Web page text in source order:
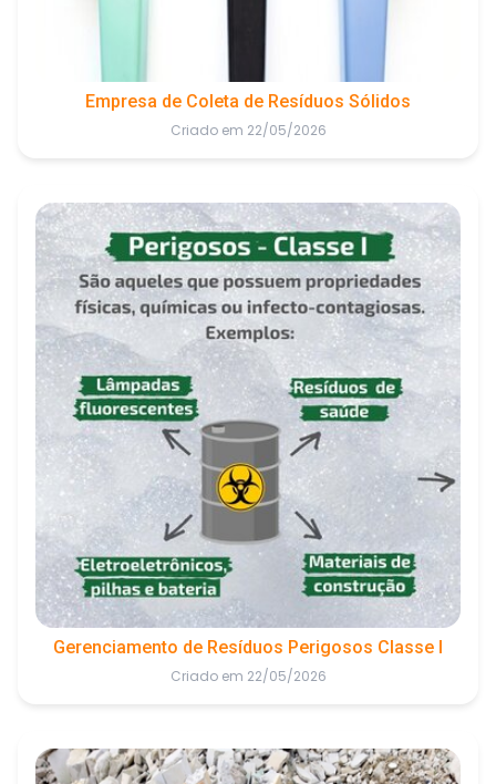
Empresa de Coleta de Resíduos Sólidos
Criado em 22/05/2026
Gerenciamento de Resíduos Perigosos Classe I
Criado em 22/05/2026